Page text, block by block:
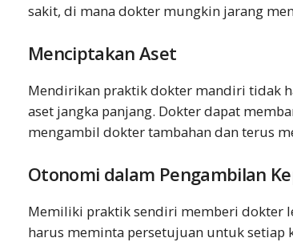
sakit, di mana dokter mungkin jarang
Menciptakan Aset
Mendirikan praktik dokter mandiri tidak
aset jangka panjang. Dokter dapat
mengambil dokter tambahan dan terus
Otonomi dalam Pengambilan
Memiliki praktik sendiri memberi dokter
harus meminta persetujuan untuk setiap